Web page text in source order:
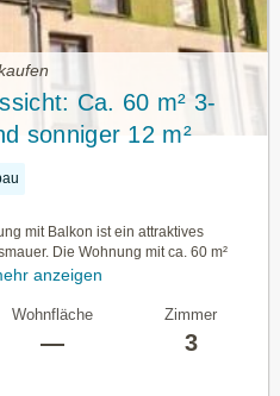
Ca. 60 m² 3-
sonniger 12 m²
mit Balkon ist ein attraktives
Die Wohnung mit ca. 60 m²
anzeigen
Wohnfläche
—
Zimmer
3